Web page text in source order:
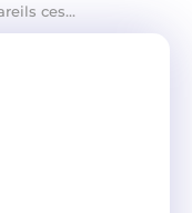
ces...